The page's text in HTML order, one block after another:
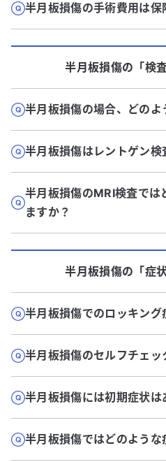
半月板損傷の手術費用は保
半月板損傷の「検
半月板損傷の場合、どのよ
半月板損傷はレントゲン検
半月板損傷のMRI検査では
ますか？
半月板損傷の「症
半月板損傷でのロッキング
半月板損傷のセルフチェッ
半月板損傷には初期症状は
半月板損傷ではどのような